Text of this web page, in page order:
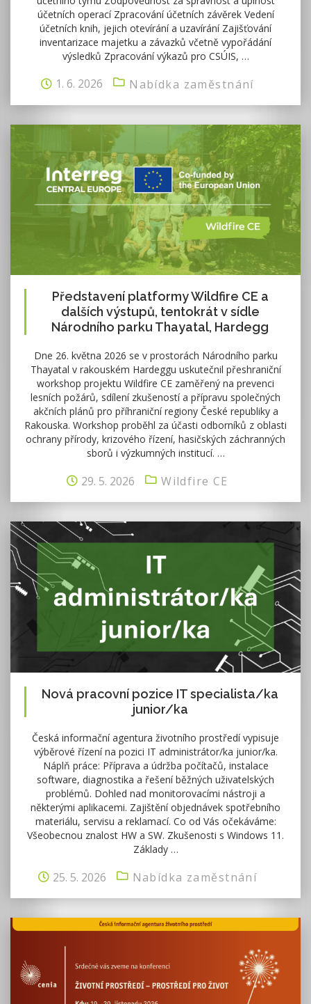
účetních operací Zpracování účetních závěrek Vedení
účetních knih, jejich otevírání a uzavírání Zajišťování
inventarizace majetku a závazků včetně vypořádání
výsledků Zpracování výkazů pro CSÚIS, …
1. 6. 2026 Nabídka zaměstnání
Představení platformy Wildfire CE a
dalších výstupů, tentokrát v sídle
Národního parku Thayatal, Hardegg
Dne 26. května 2026 se v prostorách Národního parku
Thayatal v rakouském Hardeggu uskutečnil přeshraniční
workshop projektu Wildfire CE zaměřený na prevenci
lesních požárů, sdílení zkušeností a přípravu společných
akčních plánů pro příhraniční regiony České republiky a
Rakouska. Workshop proběhl za účasti odborníků z oblasti
ochrany přírody, krizového řízení, hasičských záchranných
sborů i výzkumných institucí. …
29. 5. 2026 Wildfire CE
Nová pracovní pozice IT specialista/ka
junior/ka
Česká informační agentura životního prostředí vypisuje
výběrové řízení na pozici IT administrátor/ka junior/ka.
Náplň práce: Příprava a údržba počítačů, instalace
software, diagnostika a řešení běžných uživatelských
problémů. Dohled nad monitorovacími nástroji a
některými aplikacemi. Zajištění objednávek spotřebního
materiálu, servisu a reklamací. Co od Vás očekáváme:
Všeobecnou znalost HW a SW. Zkušenosti s Windows 11.
Základy …
25. 5. 2026 Nabídka zaměstnání